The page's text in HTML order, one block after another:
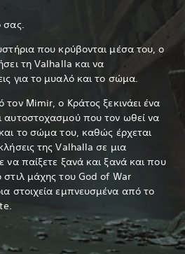
σας.
που κρύβονται μέσα του, ο
τη Valhalla και να
για το μυαλό και το σώμα.
Mimir, ο Κράτος ξεκινάει ένα
αυτοστοχασμού που τον ωθεί να
το σώμα του, καθώς έρχεται
της Valhalla σε μια
να παίξετε ξανά και ξανά και που
στιλ μάχης του God of War
στοιχεία εμπνευσμένα από το